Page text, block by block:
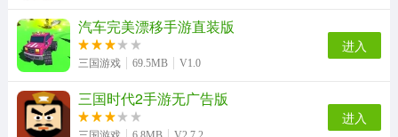
汽车完美漂移手游直装版
三国游戏 69.5MB V1.0
进入
三国时代2手游无广告版
进入